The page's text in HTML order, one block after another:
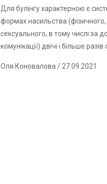
Для булінгу характерною є
формах насильства (фізичного,
сексуального, в тому числі за
комунікації) двічі і більше
Оля Коновалова/ 27.09.2021